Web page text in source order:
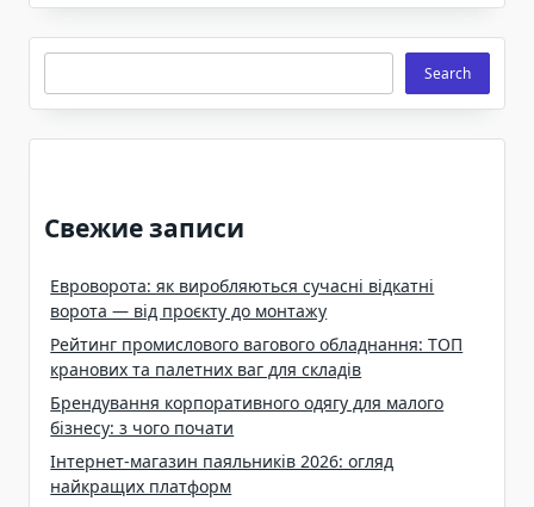
Search Search
Свежие записи
Евроворота: як виробляються сучасні відкатні
ворота — від проєкту до монтажу
Рейтинг промислового вагового обладнання: ТОП
кранових та палетних ваг для складів
Брендування корпоративного одягу для малого
бізнесу: з чого почати
Інтернет-магазин паяльників 2026: огляд
найкращих платформ